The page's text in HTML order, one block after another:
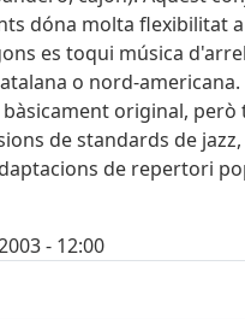
dóna molta flexibilitat
es toqui música
o nord-
original, però
de standards de
de repertori
- 12:00